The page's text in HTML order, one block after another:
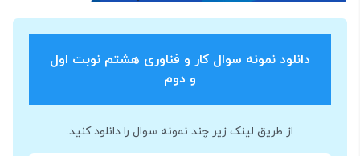
دانلود نمونه سوال کار و فناوری هشتم نوبت اول
و دوم
از طریق لینک زیر چند نمونه سوال را دانلود کنید.